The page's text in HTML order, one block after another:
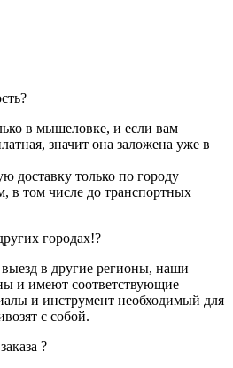
в мышеловке, и если вам
значит она заложена уже в
доставку только по городу
в том числе до транспортных
городах!?
в другие регионы, наши
и имеют соответствующие
и инструмент необходимый для
с собой.
?